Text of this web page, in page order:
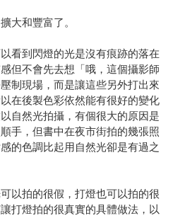
大和豐富了。
看到閃燈的光是沒有痕跡的落在
但不會先去想「哦，這個攝影師
制現場，而是讓這些另外打出來
在後製色彩依然能有很好的變化
自然光拍攝，有個很大的原因是
手，但書中在夜市街拍的幾張照
的色調比起用自然光卻是有過之
以拍的很假，打燈也可以拍的很
打燈拍的很真實的具體做法，以